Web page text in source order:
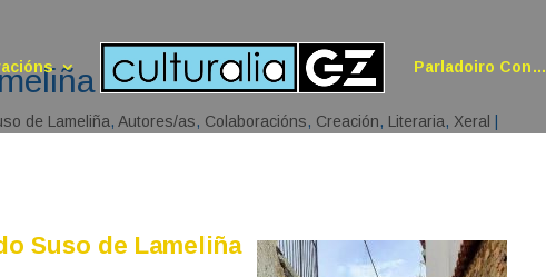
Parladoiro Con…
A MAURACA
de Lameliña,Autores/as, Colaboracións, Creación, Literaria, Xeral
Suso de Lameliña